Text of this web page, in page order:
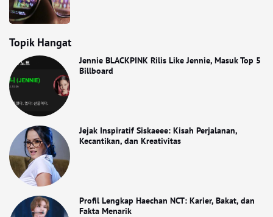
Topik Hangat
Jennie BLACKPINK Rilis Like Jennie, Masuk Top 5
Billboard
Jejak Inspiratif Siskaeee: Kisah Perjalanan,
Kecantikan, dan Kreativitas
Profil Lengkap Haechan NCT: Karier, Bakat, dan
Fakta Menarik